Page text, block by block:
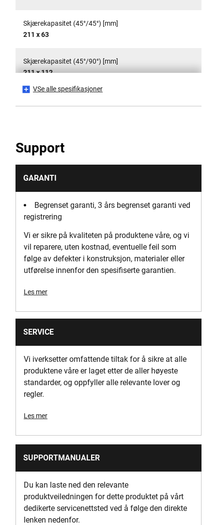
Skjærekapasitet (45°/45°) [mm]
211 x 63
Skjærekapasitet (45°/90°) [mm]
211 x 112
303 x 110
Maksimal skjæredybde [mm]
No Load Speed [RPM]
Emballasje
Kartong
Possible Mitre Angles [deg]
Strømkilde
Ledningsdrevet
396
25.5
Produktbredde [mm]
VSe alle spesifikasjoner
Support
GARANTI
Begrenset garanti, 3 års begrenset garanti ved
registrering
Vi er sikre på kvaliteten på produktene våre, og vi
vil reparere, uten kostnad, eventuelle feil som
følge av defekter i konstruksjon, materialer eller
utførelse innenfor den spesifiserte garantien.
Les mer
SERVICE
Vi iverksetter omfattende tiltak for å sikre at alle
produktene våre er laget etter de aller høyeste
standarder, og oppfyller alle relevante lover og
regler.
Les mer
SUPPORTMANUALER
Du kan laste ned den relevante
produktveiledningen for dette produktet på vårt
dedikerte servicenettsted ved å følge den direkte
lenken nedenfor.